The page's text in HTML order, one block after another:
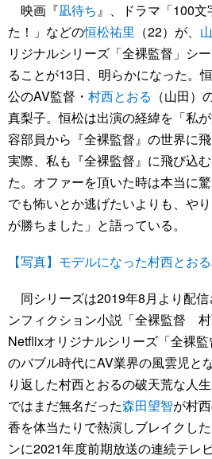
映画『凪待ち』、ドラマ「100
た！」などの恒松祐里 （22）が、
リジナルシリーズ「全裸監督」シ
ることが13日、明らかになった。
公のAV監督・ 村西とおる （山田
真梨子。恒松は出演の経緯を「私
容部員から『全裸監督』の世界に飛
実際、私も『全裸監督』に飛び込
た。オファーを頂いた時は本当に
でも怖いとか逃げたいよりも、や
が勝ちました」と語っている。
【写真】モデルになった村西とお
同シリーズは2019年8月より配信
ンフィクション小説「全裸監督 村
Netflixオリジナルシリーズ「全裸
のバブル時代にAV業界の風雲児と
り返した村西とおるの破天荒な人
ではまだ無名だった森田望智が村
香を体当たりで熱演しブレイクし
ンに2021年度前期放送の連続テレ